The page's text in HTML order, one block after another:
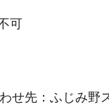
可
せ先：ふじみ野